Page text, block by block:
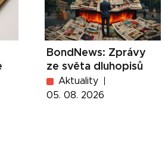
BondNews: Zprávy
ze světa dluhopisů
Aktuality
05. 08. 2026